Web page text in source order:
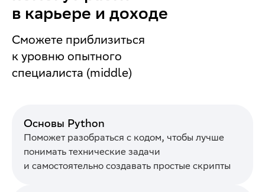
в карьере и доходе
Сможете приблизиться
к уровню опытного
специалиста (middle)
Основы Python
Поможет разобраться с кодом, чтобы лучше
понимать технические задачи
и самостоятельно создавать простые скрипты